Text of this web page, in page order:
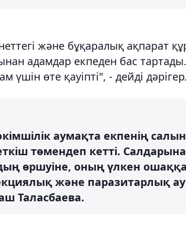
және бұқаралық ақпарат
адамдар екпеден бас
үшін өте қауіпті", - дейді
аумақта екпенің
төмендеп кетті.
өршуіне, оның үлкен
және паразитарлық
Таласбаева.